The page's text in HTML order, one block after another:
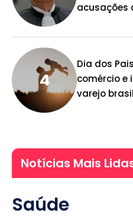
acusações
Dia dos
comércio e
varejo
Notícias Mais
Saúde